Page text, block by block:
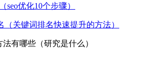
seo优化10个步骤）
（关键词排名快速提升的方法）
有哪些（研究是什么）